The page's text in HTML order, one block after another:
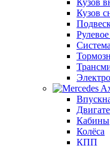
Кузов
Кузов
Кабины
Колёса
КПП